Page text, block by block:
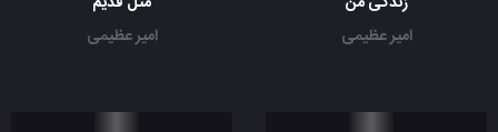
امیر عظیمی
امیر عظیمی